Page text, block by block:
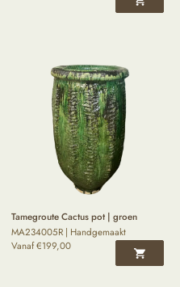
Tamegroute Cactus pot | groen
MA234005R | Handgemaakt
Vanaf€199,00